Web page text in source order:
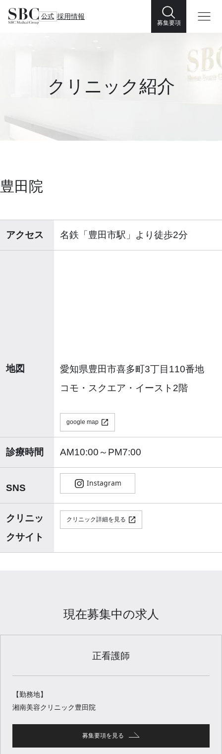
公式 採用情報
募集要項
クリニック紹介
豊田院
アクセス 名鉄「豊田市駅」より徒歩2分
地図
愛知県豊田市喜多町3丁目110番地
コモ・スクエア・イースト2階
google map
診療時間 AM10:00～PM7:00
SNS
クリニッ
クサイト
クリニック詳細を見る
現在募集中の求人
正看護師
【勤務地】
湘南美容クリニック豊田院
募集要項を見る